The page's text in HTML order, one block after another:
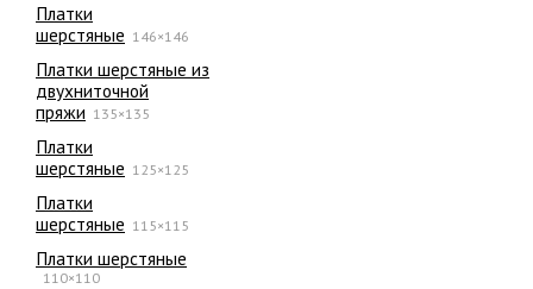
Платки
шерстяные 146×146
Платки шерстяные из
двухниточной
пряжи 135×135
Платки
шерстяные 125×125
Платки
шерстяные 115×115
Платки шерстяные
110×110